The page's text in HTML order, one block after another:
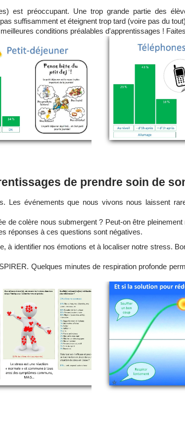
est préoccupant. Une trop grande partie des
suffisamment et éteignent trop tard (voire pas du
conditions préalables d'apprentissages !
de prendre soin de
événements que nous vivons nous laissent
de colère nous submergent ? Peut-on être
réponses à ces questions sont négatives.
à identifier nos émotions et à localiser notre stress.
Quelques minutes de respiration profonde